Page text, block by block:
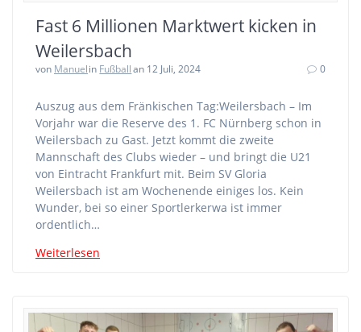
Fast 6 Millionen Marktwert kicken in
Weilersbach
von Manuelin Fußballan 12 Juli, 2024 0
Auszug aus dem Fränkischen Tag:Weilersbach – Im
Vorjahr war die Reserve des 1. FC Nürnberg schon in
Weilersbach zu Gast. Jetzt kommt die zweite
Mannschaft des Clubs wieder – und bringt die U21
von Eintracht Frankfurt mit. Beim SV Gloria
Weilersbach ist am Wochenende einiges los. Kein
Wunder, bei so einer Sportlerkerwa ist immer
ordentlich…
Weiterlesen